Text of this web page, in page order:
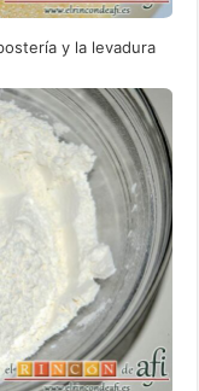
y la levadura